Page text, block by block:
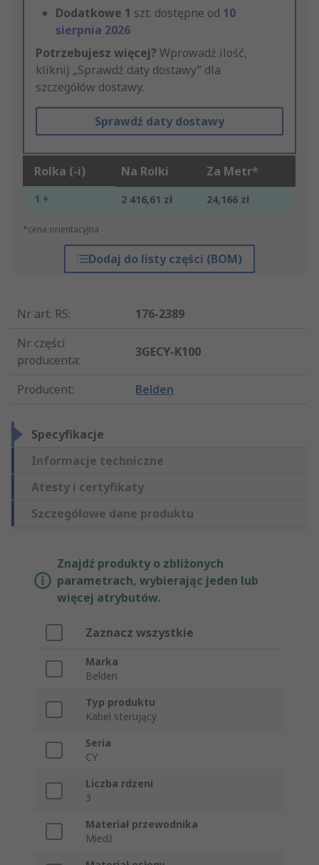
Dodatkowe 1 szt. dostępne od 10
sierpnia 2026
Potrzebujesz więcej? Wprowadź ilość,
kliknij „Sprawdź daty dostawy” dla
szczegółów dostawy.
Sprawdź daty dostawy
Rolka (-i) Na Rolki Za Metr*
1 + 2 416,61 zł 24,166 zł
*cena orientacyjna
Dodaj do listy części (BOM)
Nr art. RS:
176-2389
Nr części
producenta:
3GECY-K100
Producent: Belden
Specyfikacje
Informacje techniczne
Atesty i certyfikaty
Szczegółowe dane produktu
Znajdź produkty o zbliżonych
parametrach, wybierając jeden lub
więcej atrybutów.
Zaznacz wszystkie
Marka
Belden
Typ produktu
Kabel sterujący
Seria
CY
Liczba rdzeni
3
Materiał przewodnika
Miedź